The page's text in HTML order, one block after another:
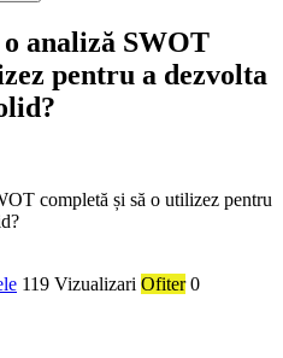
analiză SWOT
pentru a dezvolta
completă și să o utilizez pentru
119 Vizualizari Ofiter 0